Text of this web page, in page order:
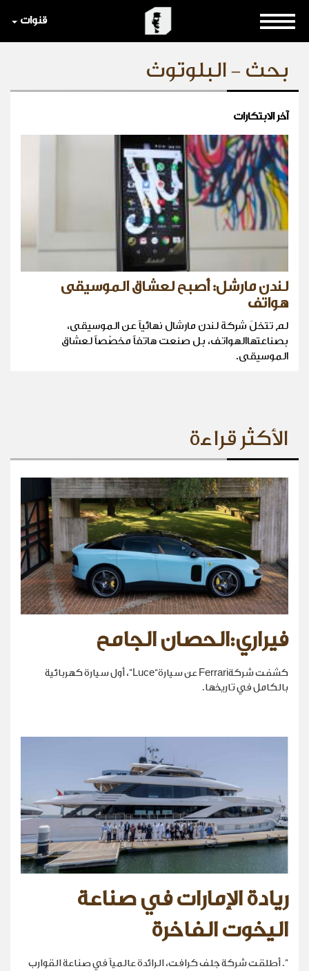
قنوات
بحث - البلوتوث
آخر الابتكارات
لندن مارشل: أصبح لعشاق الموسيقى
هواتف
لم تتخلَ شركة لندن مارشال نهائياً عن الموسيقى،
بصناعتهاالهواتف، بل صنعت هاتفاً مخصّصاً لعشاق
الموسيقى.
الأكثر قراءة
فيراري:الحصان الجامح
كشفت شركةFerrari عن سيارة“Luce”، أول سيارة كهربائية
بالكامل في تاريخها.
ريادة الإمارات في صناعة
اليخوت الفاخرة
". أطلقت شركة جلف كرافت، الرائدة عالمياً في صناعة القوارب